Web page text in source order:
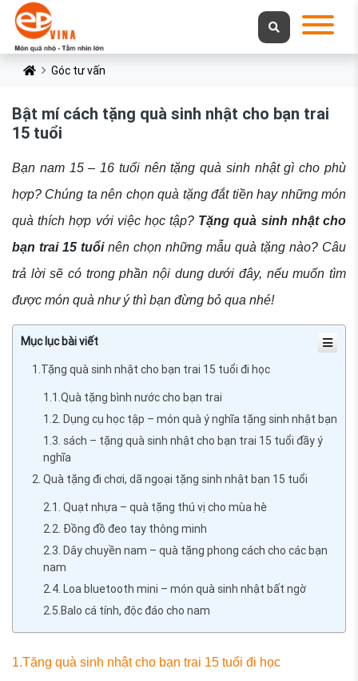
Góc tư vấn
Bật mí cách tặng quà sinh nhật cho bạn trai
15 tuổi
Bạn nam 15 – 16 tuổi nên tặng quà sinh nhật gì cho phù
hợp? Chúng ta nên chọn quà tặng đắt tiền hay những món
quà thích hợp với việc học tập? Tặng quà sinh nhật cho
bạn trai 15 tuổinên chọn những mẫu quà tặng nào? Câu
trả lời sẽ có trong phần nội dung dưới đây, nếu muốn tìm
được món quà như ý thì bạn đừng bỏ qua nhé!
Mục lục bài viết
1.Tặng quà sinh nhật cho bạn trai 15 tuổi đi học
1.1.Quà tặng bình nước cho bạn trai
1.2. Dụng cụ học tập – món quà ý nghĩa tặng sinh nhật bạn
1.3. sách – tặng quà sinh nhật cho bạn trai 15 tuổi đầy ý
nghĩa
2. Quà tặng đi chơi, dã ngoại tặng sinh nhật bạn 15 tuổi
2.1. Quạt nhựa – quà tặng thú vị cho mùa hè
2.2. Đồng đồ đeo tay thông minh
2.3. Dây chuyền nam – quà tặng phong cách cho các bạn
nam
2.4. Loa bluetooth mini – món quà sinh nhật bất ngờ
2.5.Balo cá tính, độc đáo cho nam
1.Tặng quà sinh nhật cho bạn trai 15 tuổi đi học